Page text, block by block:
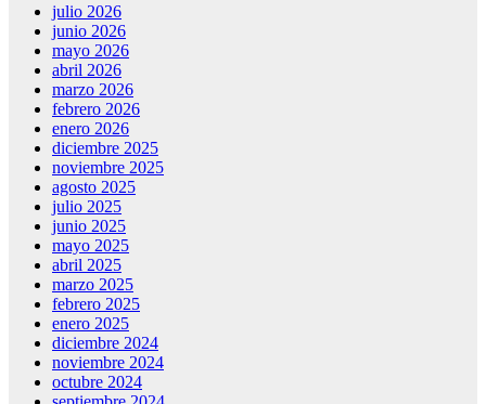
julio 2026
junio 2026
mayo 2026
abril 2026
marzo 2026
febrero 2026
enero 2026
diciembre 2025
noviembre 2025
agosto 2025
julio 2025
junio 2025
mayo 2025
abril 2025
marzo 2025
febrero 2025
enero 2025
diciembre 2024
noviembre 2024
octubre 2024